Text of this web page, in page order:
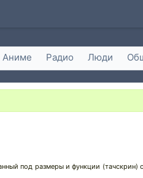
Аниме Радио Люди
под размеры и функции